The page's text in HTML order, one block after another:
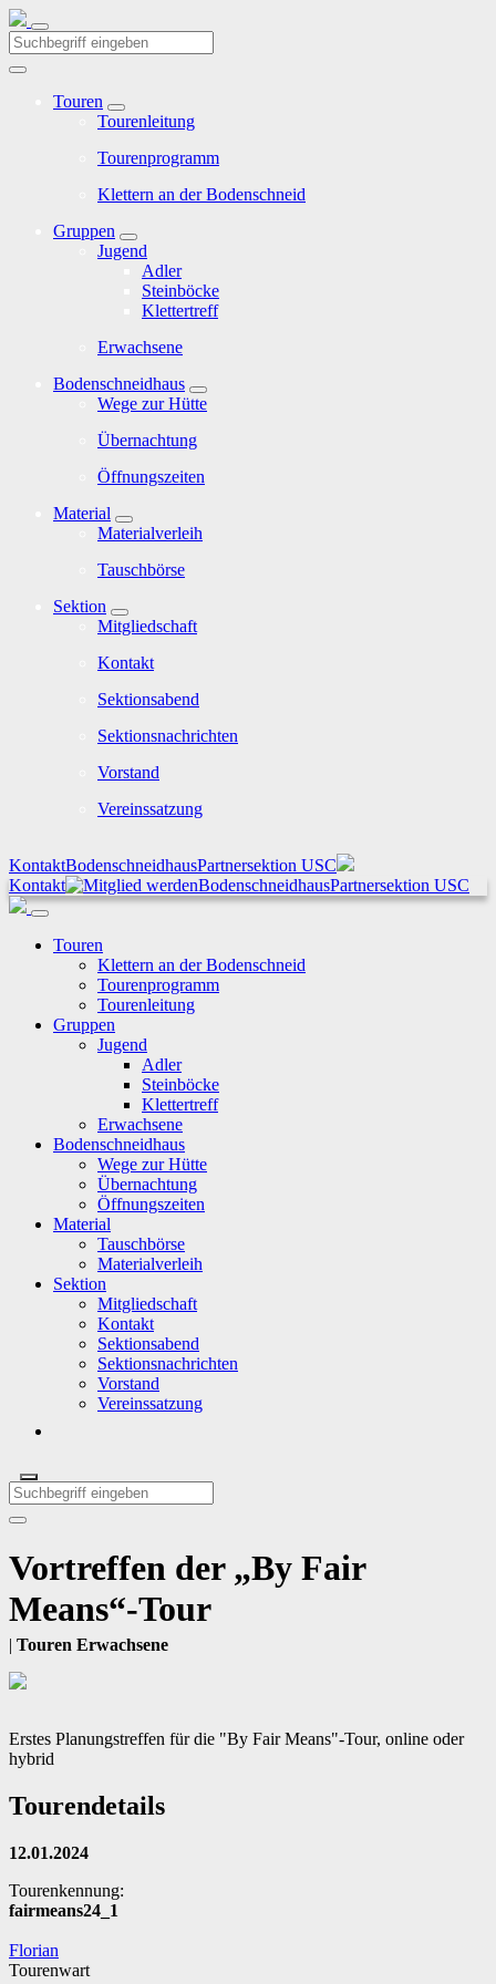
Touren
Tourenleitung
Tourenprogramm
Klettern an der Bodenschneid
Gruppen
Jugend
Adler
Steinböcke
Klettertreff
Erwachsene
Bodenschneidhaus
Wege zur Hütte
Übernachtung
Öffnungszeiten
Material
Materialverleih
Tauschbörse
Sektion
Mitgliedschaft
Kontakt
Sektionsabend
Sektionsnachrichten
Vorstand
Vereinssatzung
KontaktBodenschneidhausPartnersektion USC
Kontakt
BodenschneidhausPartnersektion USC
Touren
Klettern an der Bodenschneid
Tourenprogramm
Tourenleitung
Gruppen
Jugend
Adler
Steinböcke
Klettertreff
Erwachsene
Bodenschneidhaus
Wege zur Hütte
Übernachtung
Öffnungszeiten
Material
Tauschbörse
Materialverleih
Sektion
Mitgliedschaft
Kontakt
Sektionsabend
Sektionsnachrichten
Vorstand
Vereinssatzung
Vortreffen der „By Fair
Means“-Tour
| Touren Erwachsene
Erstes Planungstreffen für die "By Fair Means"-Tour, online oder
hybrid
Tourendetails
12.01.2024
Tourenkennung:
fairmeans24_1
Florian
Tourenwart